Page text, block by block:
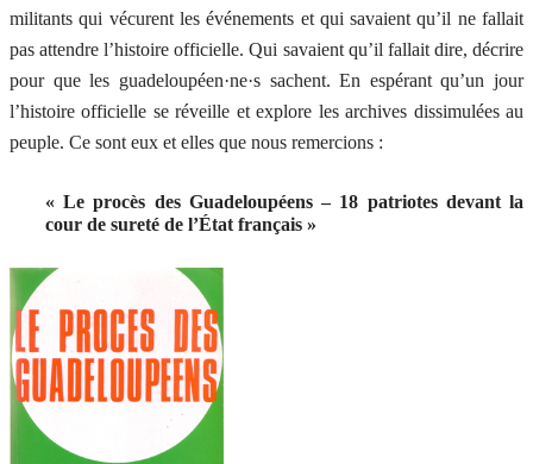
militants qui vécurent les événements et qui savaient qu’il ne fallait
pas attendre l’histoire officielle. Qui savaient qu’il fallait dire, décrire
pour que les guadeloupéen·ne·s sachent. En espérant qu’un jour
l’histoire officielle se réveille et explore les archives dissimulées au
peuple. Ce sont eux et elles que nous remercions :
« Le procès des Guadeloupéens – 18 patriotes devant la
cour de sureté de l’État français »